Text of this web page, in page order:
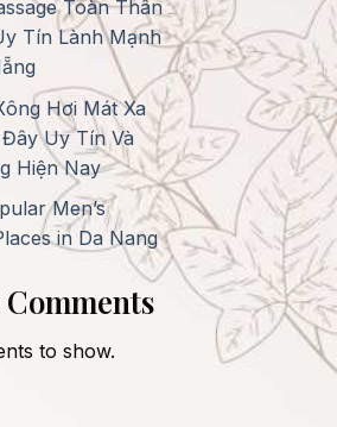
Toàn Thân
Tín Lành Mạnh
Hơi Mát Xa
Uy Tín Và
Hiện Nay
Men’s
in Da Nang
Comments
to show.